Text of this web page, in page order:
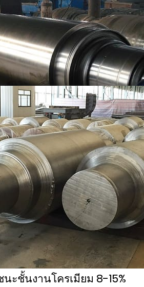
มียมสูงผลิตโดยกระบวนการ
ด้วยเหล็ก High-Cr เป็นชิ้นง
กหล่อเป็นก้อนกลมเป็นแกน
ะชั้นงานโครเมียม 8-15%